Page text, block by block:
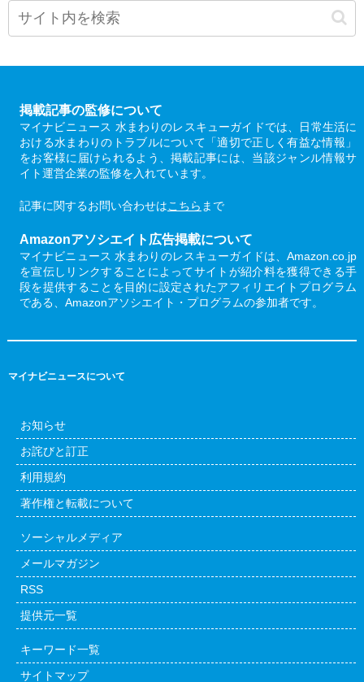
掲載記事の監修について
マイナビニュース 水まわりのレスキューガイドでは、日常生活に
おける水まわりのトラブルについて「適切で正しく有益な情報」
をお客様に届けられるよう、掲載記事には、当該ジャンル情報サ
イト運営企業の監修を入れています。
記事に関するお問い合わせはこちら まで
Amazonアソシエイト広告掲載について
マイナビニュース 水まわりのレスキューガイドは、Amazon.co.jp
を宣伝しリンクすることによってサイトが紹介料を獲得できる手
段を提供することを目的に設定されたアフィリエイトプログラム
である、Amazonアソシエイト・プログラムの参加者です。
マイナビニュースについて
お知らせ
お詫びと訂正
利用規約
著作権と転載について
ソーシャルメディア
メールマガジン
RSS
提供元一覧
キーワード一覧
サイトマップ